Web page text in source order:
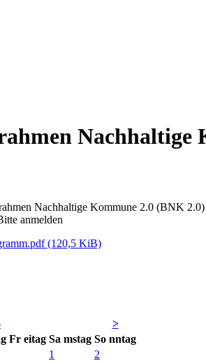
Nachhaltige
Nachhaltige Kommune 2.0 (BNK
anmelden
(120,5 KiB)
>
Fr eitag Sa mstag So nntag
1
2